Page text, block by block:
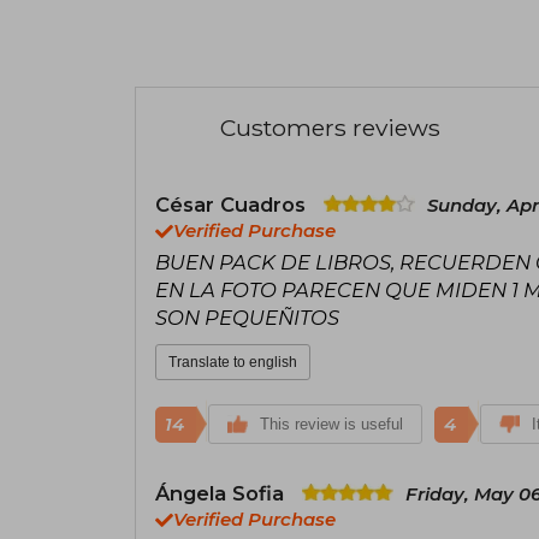
Customers reviews
César Cuadros
Sunday,
Verified Purchase
BUEN PACK DE LIBROS,
EN LA FOTO PARECEN QUE MIDEN 1
SON PEQUEÑITOS
Translate to english
14 This review is useful 4
Ángela Sofia
Friday, May
Verified Purchase